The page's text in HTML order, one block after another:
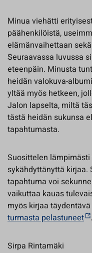
Minua viehätti
päähenkilöistä,
elämänvaihettaan
Seuraavassa luvussa
eteenpäin. Minusta
heidän valokuva-
yltää myös hetkeen,
Jalon lapselta, miltä
tästä heidän sukunsa
tapahtumasta.
Suosittelen
sykähdyttänyttä
tapahtuma voi
vaikuttaa kauas
myös kirjaa täydentävä
turmasta pelastuneet .
Sirpa Rintamäki